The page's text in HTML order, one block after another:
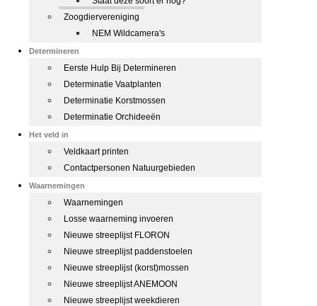
Zoogdiervereniging
NEM Wildcamera's
Determineren
Eerste Hulp Bij Determineren
Determinatie Vaatplanten
Determinatie Korstmossen
Determinatie Orchideeën
Het veld in
Veldkaart printen
Contactpersonen Natuurgebieden
Waarnemingen
Waarnemingen
Losse waarneming invoeren
Nieuwe streeplijst FLORON
Nieuwe streeplijst paddenstoelen
Nieuwe streeplijst (korst)mossen
Nieuwe streeplijst ANEMOON
Nieuwe streeplijst weekdieren